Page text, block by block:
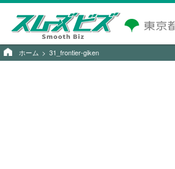
ホーム 31_frontier-giken